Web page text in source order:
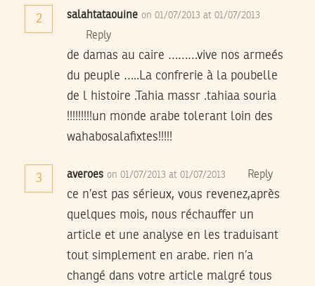
2 salahtataouine on 01/07/2013 at 01/07/2013
Reply
de damas au caire ………vive nos armeés
du peuple …..La confrerie à la poubelle
de l histoire .Tahia massr .tahiaa souria
!!!!!!!!!un monde arabe tolerant loin des
wahabosalafixtes!!!!!
3 averoes on 01/07/2013 at 01/07/2013 Reply
ce n’est pas sérieux, vous revenez,après
quelques mois, nous réchauffer un
article et une analyse en les traduisant
tout simplement en arabe. rien n’a
changé dans votre article malgré tous